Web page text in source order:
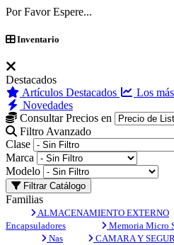
Por Favor Espere...
Inventario
Destacados
Artículos Destacados
Los
Novedades
Consultar Precios en
Filtro Avanzado
Clase
Marca
Modelo
Filtrar Catálogo
Familias
ALMACENAMIENTO EXTERNO
Encapsuladores
Memoria Micro
Nas
CAMARA Y